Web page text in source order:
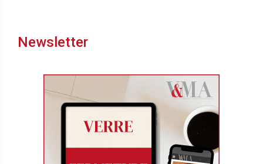
Newsletter